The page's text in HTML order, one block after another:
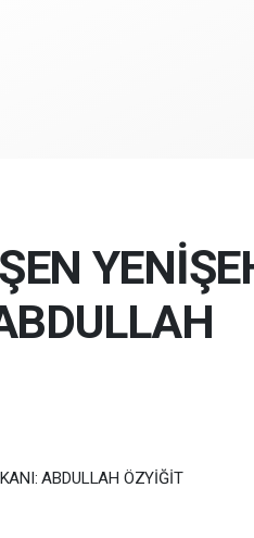
ABDULLAH ÖZYİĞİT